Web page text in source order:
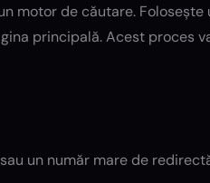
motor de căutare. Folosește
principală. Acest proces
un număr mare de